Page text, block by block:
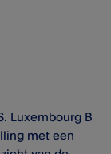
Luxembourg B
met een